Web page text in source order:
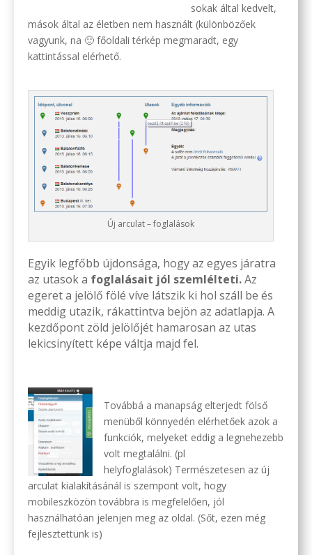
sokak által kedvelt,
mások által az életben nem használt (különbözőek
vagyunk, na 🙂 főoldali térkép megmaradt, egy
kattintással elérhető.
Új arculat – foglalások
Egyik legfőbb újdonsága, hogy az egyes járatra
az utasok a foglalásait jól szemlélteti.Az
egeret a jelölő fölé víve látszik ki hol száll be és
meddig utazik, rákattintva bejön az adatlapja. A
kezdőpont zöld jelölőjét hamarosan az utas
lekicsinyített képe váltja majd fel.
Továbbá a manapság elterjedt fölső
menüből könnyedén elérhetőek azok a
funkciók, melyeket eddig a legnehezebb
volt megtalálni. (pl
helyfoglalások) Természetesen az új
arculat kialakításánál is szempont volt, hogy
mobileszközön továbbra is megfelelően, jól
használhatóan jelenjen meg az oldal. (Sőt, ezen még
fejlesztettünk is)